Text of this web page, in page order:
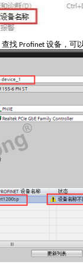
查找 Profinet 设备，可